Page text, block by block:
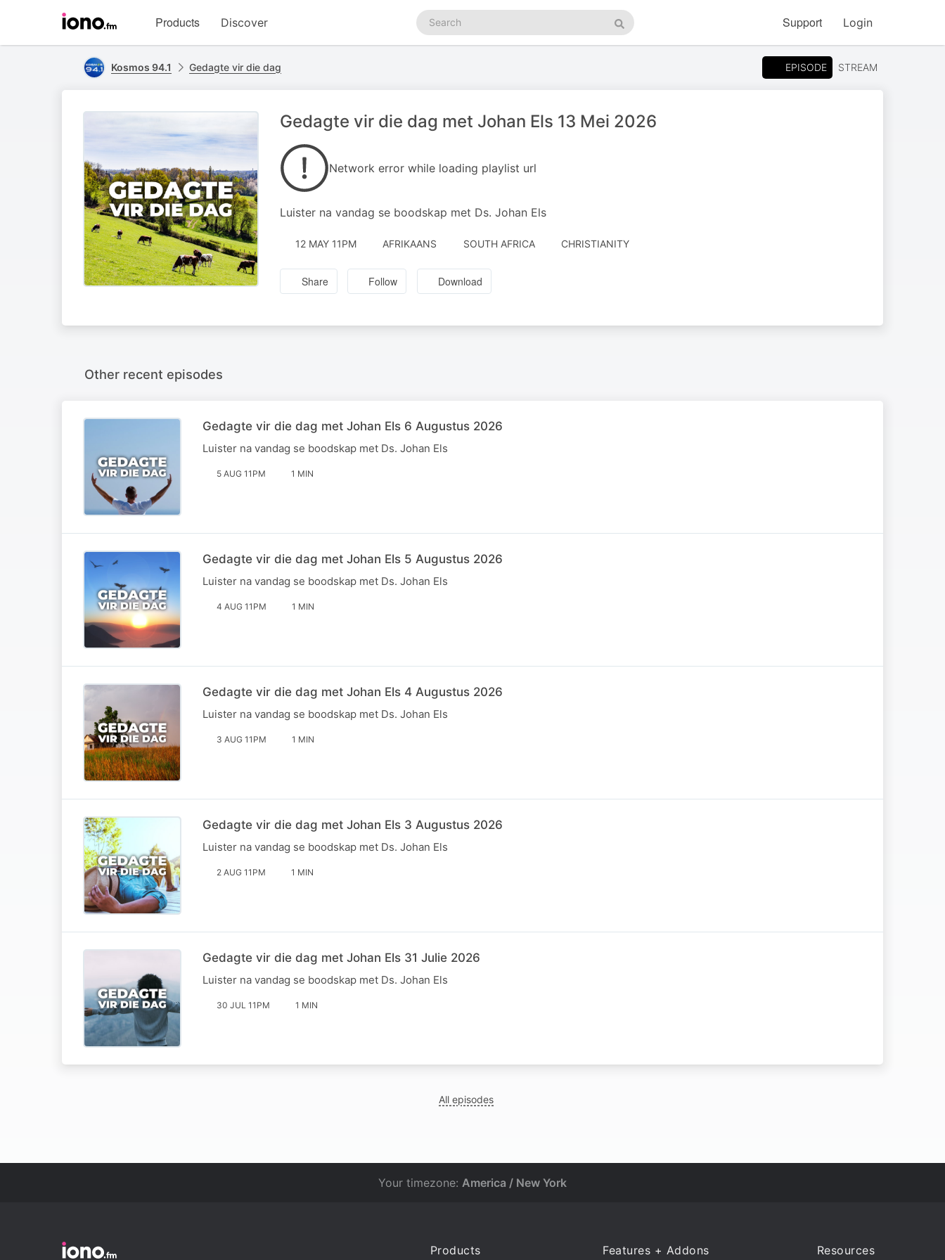
homepage
Products Discover
Search
podcasts
Search
Support Login
Kosmos 94.1 Gedagte vir die dag EPISODE STREAM
Gedagte vir die dag met Johan Els 13 Mei 2026
Network error while loading playlist url
Luister na vandag se boodskap met Ds. Johan Els
12 MAY 11PM AFRIKAANS SOUTH AFRICA CHRISTIANITY
Share Follow Download
Other recent episodes
Gedagte vir die dag met Johan Els 6 Augustus 2026
Luister na vandag se boodskap met Ds. Johan Els
5 AUG 11PM 1 MIN
Gedagte vir die dag met Johan Els 5 Augustus 2026
Luister na vandag se boodskap met Ds. Johan Els
4 AUG 11PM 1 MIN
Gedagte vir die dag met Johan Els 4 Augustus 2026
Luister na vandag se boodskap met Ds. Johan Els
3 AUG 11PM 1 MIN
Gedagte vir die dag met Johan Els 3 Augustus 2026
Luister na vandag se boodskap met Ds. Johan Els
2 AUG 11PM 1 MIN
Gedagte vir die dag met Johan Els 31 Julie 2026
Luister na vandag se boodskap met Ds. Johan Els
30 JUL 11PM 1 MIN
All episodes
Your timezone: America / New York
Products Features + Addons Resources